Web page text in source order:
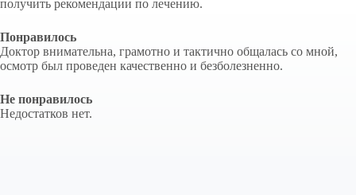
получить рекомендации по лечению.
Понравилось
Доктор внимательна, грамотно и тактично общалась со мной,
осмотр был проведен качественно и безболезненно.
Не понравилось
Недостатков нет.